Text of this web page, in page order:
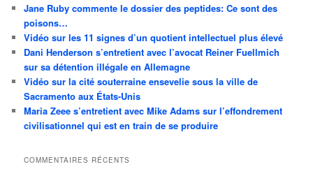
Jane Ruby commente le dossier des peptides: Ce sont des
poisons…
Vidéo sur les 11 signes d’un quotient intellectuel plus élevé
Dani Henderson s’entretient avec l’avocat Reiner Fuellmich
sur sa détention illégale en Allemagne
Vidéo sur la cité souterraine ensevelie sous la ville de
Sacramento aux États-Unis
Maria Zeee s’entretient avec Mike Adams sur l’effondrement
civilisationnel qui est en train de se produire
COMMENTAIRES RÉCENTS